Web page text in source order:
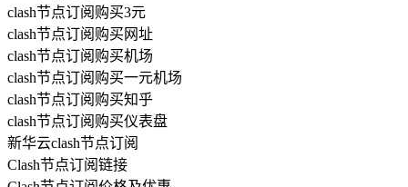
clash节点订阅购买3元
clash节点订阅购买网址
clash节点订阅购买机场
clash节点订阅购买一元机场
clash节点订阅购买知乎
clash节点订阅购买仪表盘
新华云clash节点订阅
Clash节点订阅链接